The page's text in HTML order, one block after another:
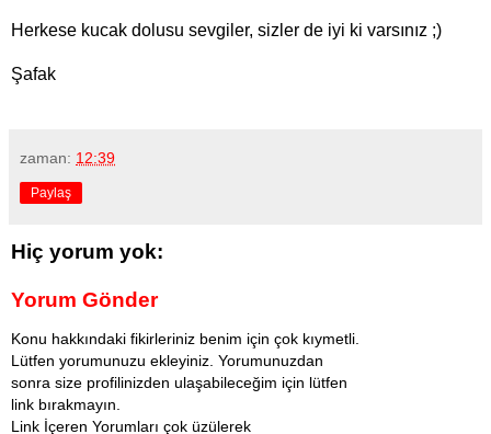
Herkese kucak dolusu sevgiler, sizler de iyi ki varsınız ;)
Şafak
zaman: 12:39
Paylaş
Hiç yorum yok:
Yorum Gönder
Konu hakkındaki fikirleriniz benim için çok kıymetli.
Lütfen yorumunuzu ekleyiniz. Yorumunuzdan
sonra size profilinizden ulaşabileceğim için lütfen
link bırakmayın.
Link İçeren Yorumları çok üzülerek